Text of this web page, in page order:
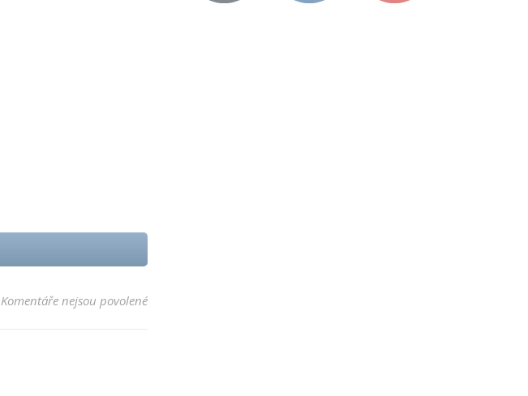
Komentáře nejsou povolenéu textu s názvem RENAULT AUSTRAL E-TECH HYBRID (HHN HEV)